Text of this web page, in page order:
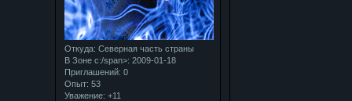
Откуда: Северная часть страны
В Зоне с:/span>: 2009-01-18
Приглашений: 0
Опыт: 53
Уважение: +11